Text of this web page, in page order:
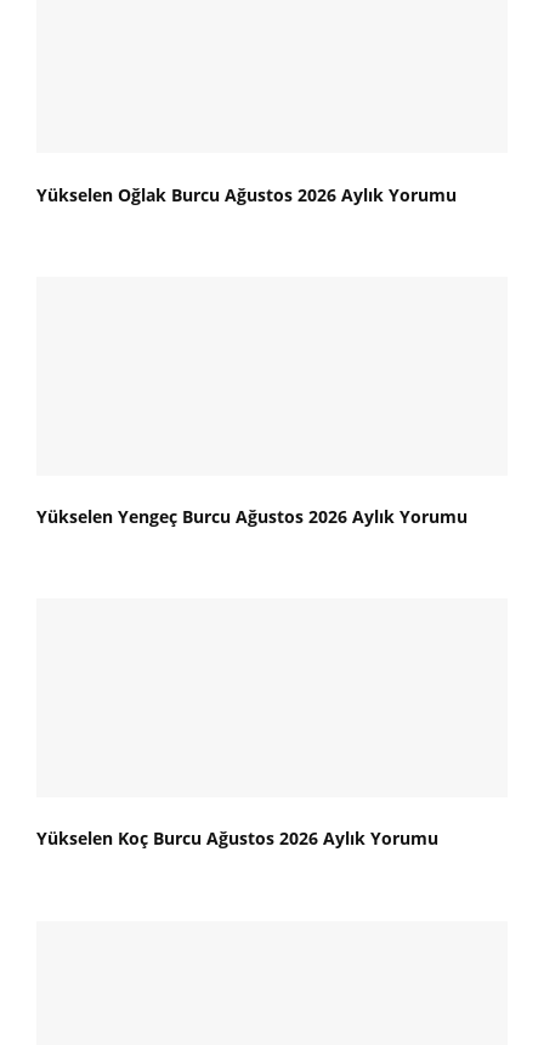
Yükselen Oğlak Burcu Ağustos 2026 Aylık Yorumu
Yükselen Yengeç Burcu Ağustos 2026 Aylık Yorumu
Yükselen Koç Burcu Ağustos 2026 Aylık Yorumu